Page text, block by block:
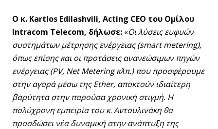
Ο κ. Kartlos Edilashvili, Acting CEO του Ομίλου
Intracom Telecom, δήλωσε: «Οι λύσεις ευφυών
συστημάτων μέτρησης ενέργειας (smart metering),
όπως επίσης και οι προτάσεις ανανεώσιμων πηγών
ενέργειας (PV, NetMetering κλπ.) που προσφέρουμε
στην αγορά μέσω τηςEther, αποκτούν ιδιαίτερη
βαρύτητα στην παρούσα χρονική στιγμή. Η
πολύχρονη εμπειρία του κ. Αντουλινάκη θα
προσδώσει νέα δυναμική στην ανάπτυξη της